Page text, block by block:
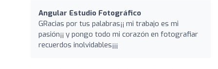
Angular Estudio Fotográfico
GRacias por tus palabras¡¡ mi trabajo es mi
pasión¡¡ y pongo todo mi corazón en fotografiar
recuerdos inolvidables¡¡¡